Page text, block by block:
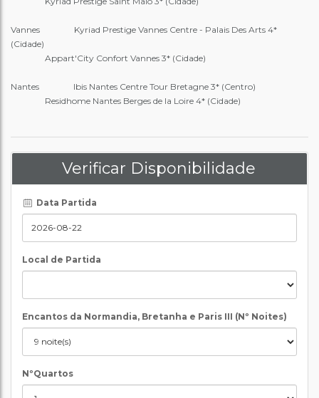
Vannes Kyriad Prestige Vannes Centre - Palais Des Arts 4*
(Cidade)
Appart'City Confort Vannes 3* (Cidade)
Nantes Ibis Nantes Centre Tour Bretagne 3* (Centro)
Residhome Nantes Berges de la Loire 4* (Cidade)
Verificar Disponibilidade
Data Partida
Local de Partida
Encantos da Normandia, Bretanha e Paris III (Nº Noites)
NºQuartos